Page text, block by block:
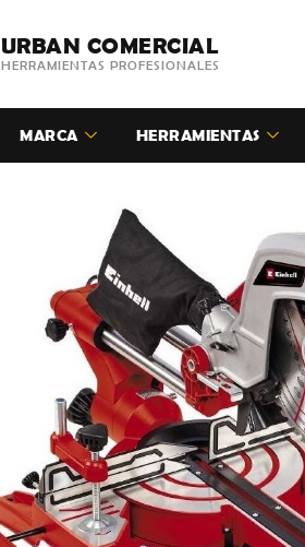
URBAN COMERCIAL
HERRAMIENTAS PROFESIONALES
MARCA HERRAMIENTAS